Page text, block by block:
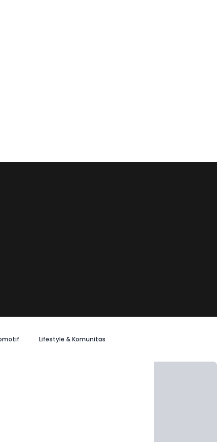
Lifestyle & Komunitas